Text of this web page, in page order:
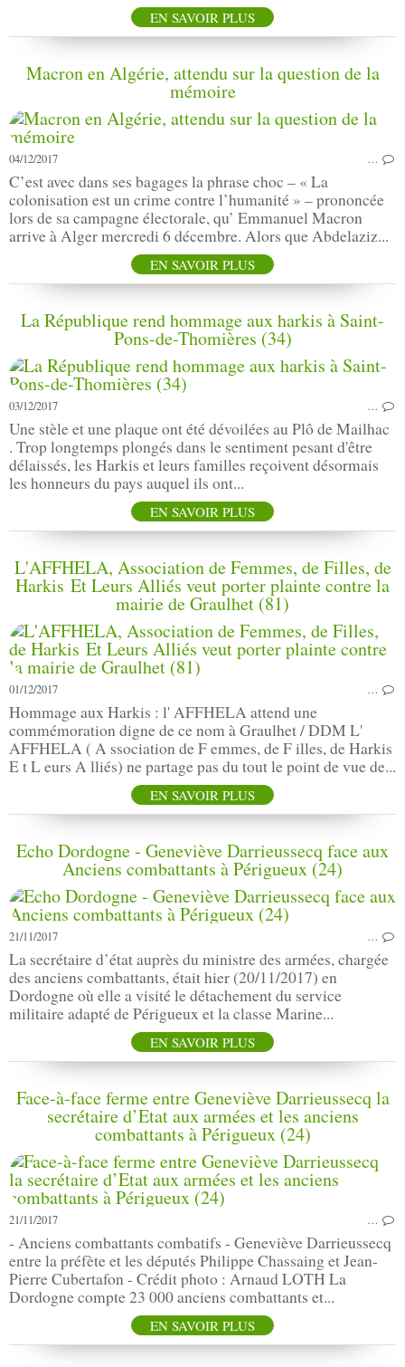
EN SAVOIR PLUS
Macron en Algérie, attendu sur la question de la
mémoire
04/12/2017 …
C’est avec dans ses bagages la phrase choc – « La
colonisation est un crime contre l’humanité » – prononcée
lors de sa campagne électorale, qu’ Emmanuel Macron
arrive à Alger mercredi 6 décembre. Alors que Abdelaziz...
EN SAVOIR PLUS
La République rend hommage aux harkis à Saint-
Pons-de-Thomières (34)
03/12/2017 …
Une stèle et une plaque ont été dévoilées au Plô de Mailhac
. Trop longtemps plongés dans le sentiment pesant d'être
délaissés, les Harkis et leurs familles reçoivent désormais
les honneurs du pays auquel ils ont...
EN SAVOIR PLUS
L'AFFHELA, Association de Femmes, de Filles, de
Harkis Et Leurs Alliés veut porter plainte contre la
mairie de Graulhet (81)
01/12/2017 …
Hommage aux Harkis : l' AFFHELA attend une
commémoration digne de ce nom à Graulhet / DDM L'
AFFHELA ( A ssociation de F emmes, de F illes, de Harkis
E t L eurs A lliés) ne partage pas du tout le point de vue de...
EN SAVOIR PLUS
Echo Dordogne - Geneviève Darrieussecq face aux
Anciens combattants à Périgueux (24)
21/11/2017 …
La secrétaire d’état auprès du ministre des armées, chargée
des anciens combattants, était hier (20/11/2017) en
Dordogne où elle a visité le détachement du service
militaire adapté de Périgueux et la classe Marine...
EN SAVOIR PLUS
Face-à-face ferme entre Geneviève Darrieussecq la
secrétaire d’Etat aux armées et les anciens
combattants à Périgueux (24)
21/11/2017 …
- Anciens combattants combatifs - Geneviève Darrieussecq
entre la préfète et les députés Philippe Chassaing et Jean-
Pierre Cubertafon - Crédit photo : Arnaud LOTH La
Dordogne compte 23 000 anciens combattants et...
EN SAVOIR PLUS